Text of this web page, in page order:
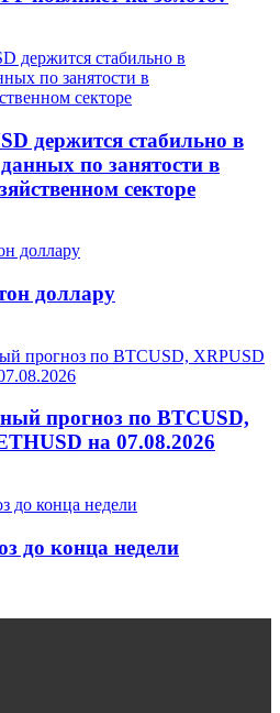
держится стабильно в
по занятости в
секторе
доллару
прогноз по BTCUSD,
на 07.08.2026
до конца недели